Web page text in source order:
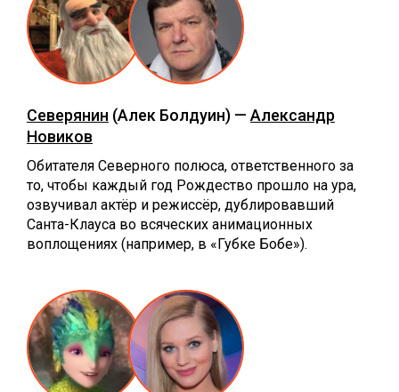
Северянин (Алек Болдуин) — Александр
Новиков
Обитателя Северного полюса, ответственного за
то, чтобы каждый год Рождество прошло на ура,
озвучивал актёр и режиссёр, дублировавший
Санта-Клауса во всяческих анимационных
воплощениях (например, в «Губке Бобе»).